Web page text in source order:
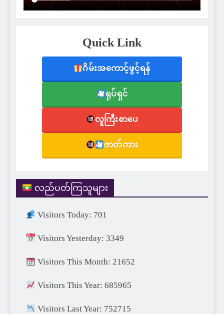
Quick Link
ဂိမ်းအကောင့်ဖွင့်ရန်
ရုပ်ရှင်
လူကြီးစာပေ
ဇာတ်ကား
လည်ပတ်ကြသူများ
Visitors Today: 701
Visitors Yesterday: 3349
Visitors This Month: 21652
Visitors This Year: 685965
Visitors Last Year: 752715